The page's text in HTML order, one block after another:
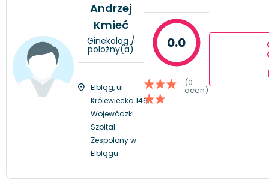
Andrzej
Kmieć
Ginekolog /
położny(a)
Elbląg, ul.
Królewiecka 146,
Wojewódzki
Szpital
Zespolony w
Elblągu
0.0
(0
ocen)